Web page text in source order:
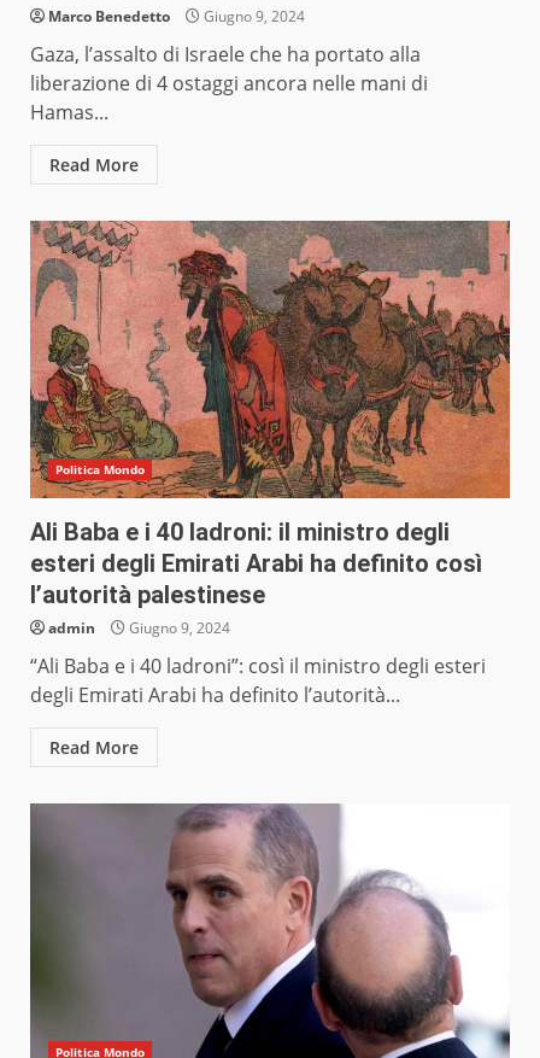
Marco Benedetto Giugno 9, 2024
Gaza, l’assalto di Israele che ha portato alla
liberazione di 4 ostaggi ancora nelle mani di
Hamas...
Read More
Politica Mondo
Ali Baba e i 40 ladroni: il ministro degli
esteri degli Emirati Arabi ha definito così
l’autorità palestinese
admin Giugno 9, 2024
“Ali Baba e i 40 ladroni”: così il ministro degli esteri
degli Emirati Arabi ha definito l’autorità...
Read More
Politica Mondo